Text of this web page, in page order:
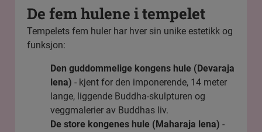
De fem hulene i tempelet
Tempelets fem huler har hver sin unike estetikk og
funksjon:
Den guddommelige kongens hule (Devaraja
lena) - kjent for den imponerende, 14 meter
lange, liggende Buddha-skulpturen og
veggmalerier av Buddhas liv.
De store kongenes hule (Maharaja lena) -